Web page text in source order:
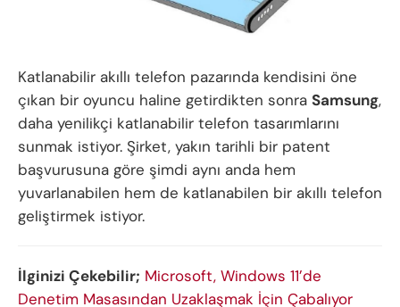
Katlanabilir akıllı telefon pazarında kendisini öne
çıkan bir oyuncu haline getirdikten sonra Samsung,
daha yenilikçi katlanabilir telefon tasarımlarını
sunmak istiyor. Şirket, yakın tarihli bir patent
başvurusuna göre şimdi aynı anda hem
yuvarlanabilen hem de katlanabilen bir akıllı telefon
geliştirmek istiyor.
İlginizi Çekebilir; Microsoft, Windows 11’de
Denetim Masasından Uzaklaşmak İçin Çabalıyor